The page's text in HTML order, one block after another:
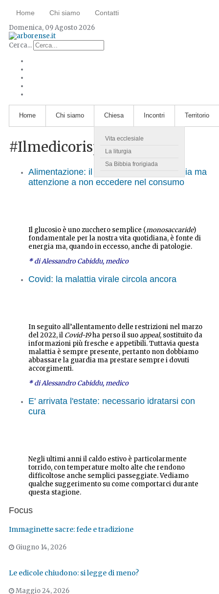
Home Chi siamo Contatti
Domenica, 09 Agosto 2026
Cerca...
Home Chi siamo Chiesa
Vita ecclesiale
La liturgia
Sa Bibbia frorigiada
Incontri Territorio
#Ilmedicorisponde
Alimentazione: il glucosio fornisce energia ma
attenzione a non eccedere nel consumo
Il glucosio è uno zucchero semplice (monosaccaride)
fondamentale per la nostra vita quotidiana, è fonte di
energia ma, quando in eccesso, anche di patologie.
*di Alessandro Cabiddu, medico
Covid: la malattia virale circola ancora
In seguito all’allentamento delle restrizioni nel marzo
del 2022, il Covid-19ha perso il suoappeal, sostituito da
informazioni più fresche e appetibili. Tuttavia questa
malattia è sempre presente, pertanto non dobbiamo
abbassare la guardia ma prestare sempre i dovuti
accorgimenti.
* di Alessandro Cabiddu, medico
E' arrivata l'estate: necessario idratarsi con
cura
Negli ultimi anni il caldo estivo è particolarmente
torrido, con temperature molto alte che rendono
difficoltose anche semplici passeggiate. Vediamo
qualche suggerimento su come comportarci durante
questa stagione.
Focus
Immaginette sacre: fede e tradizione
Giugno 14, 2026
Le edicole chiudono: si legge di meno?
Maggio 24, 2026